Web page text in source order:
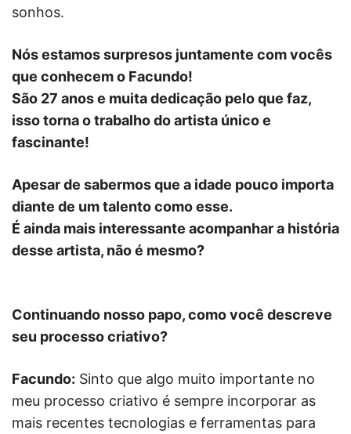
sonhos.
Nós estamos surpresos juntamente com vocês
que conhecem o Facundo!
São 27 anos e muita dedicação pelo que faz,
isso torna o trabalho do artista único e
fascinante!
Apesar de sabermos que a idade pouco importa
diante de um talento como esse.
É ainda mais interessante acompanhar a história
desse artista, não é mesmo?
Continuando nosso papo, como você descreve
seu processo criativo?
Facundo: Sinto que algo muito importante no
meu processo criativo é sempre incorporar as
mais recentes tecnologias e ferramentas para